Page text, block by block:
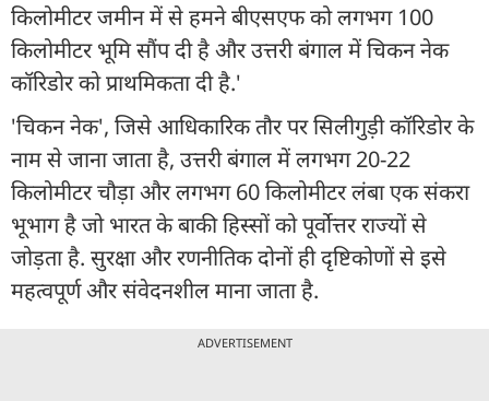
किलोमीटर जमीन में से हमने बीएसएफ को लगभग 100
किलोमीटर भूमि सौंप दी है और उत्तरी बंगाल में चिकन नेक
कॉरिडोर को प्राथमिकता दी है.'
'चिकन नेक', जिसे आधिकारिक तौर पर सिलीगुड़ी कॉरिडोर के
नाम से जाना जाता है, उत्तरी बंगाल में लगभग 20-22
किलोमीटर चौड़ा और लगभग 60 किलोमीटर लंबा एक संकरा
भूभाग है जो भारत के बाकी हिस्सों को पूर्वोत्तर राज्यों से
जोड़ता है. सुरक्षा और रणनीतिक दोनों ही दृष्टिकोणों से इसे
महत्वपूर्ण और संवेदनशील माना जाता है.
ADVERTISEMENT